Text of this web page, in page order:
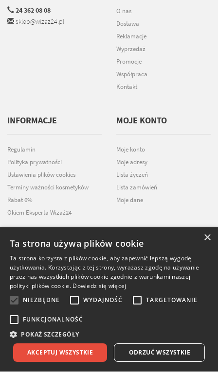
24 362 08 08
sklep@wizaz24.pl
O nas
Dostawa
Reklamacje
Wyprzedaż
Promocje
Współpraca
Kontakt
INFORMACJE
Regulamin
Polityka prywatności
Ustawienia plików cookies
Terminy ważności kosmetyków
Rabat 6%
Okiem Eksperta Wizaż24
MOJE KONTO
Moje konto
Moje adresy
Lista życzeń
Lista zamówień
Moje dane
NEWSLETTER
ZAPISZ SIĘ DO
NASZEGO NEWSLETTERA
© Softika.pl 2026
×
Ta strona używa plików cookie
Ta strona korzysta z plików cookie, aby zapewnić lepszą wygodę
użytkowania. Korzystając z tej strony, wyrażasz zgodę na używanie
przez nas wszystkich plików cookie zgodnie z warunkami naszej
polityki plików cookie. Dowiedz się więcej
NIEZBĘDNE
WYDAJNOŚĆ TARGETOWANIE
FUNKCJONALNOŚĆ
POKAŻ SZCZEGÓŁY
AKCEPTUJ WSZYSTKIE ODRZUĆ WSZYSTKIE